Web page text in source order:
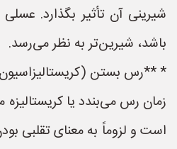
شیرینی آن تأثیر بگذارد.
باشد، شیرین‌تر به نظر می‌رسد.
* **رس بستن
زمان رس می‌بندد یا
است و لزوماً به معنای